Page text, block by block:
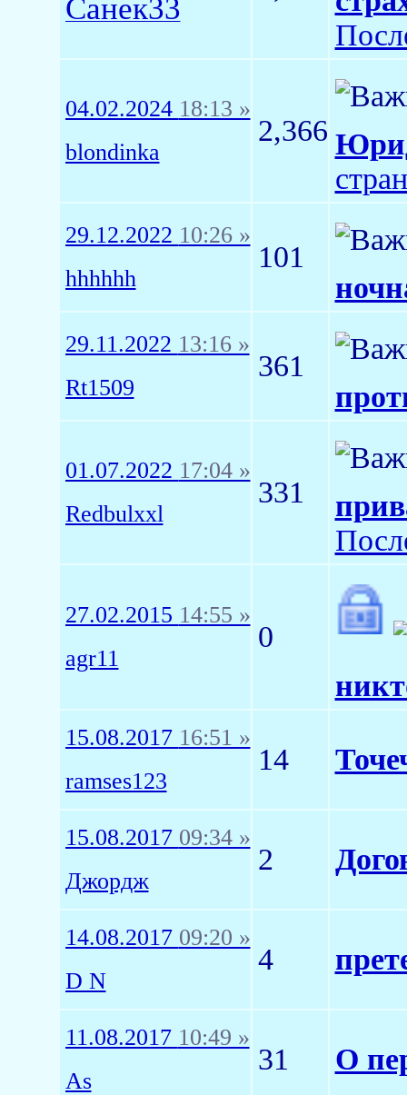
Санек33
04.02.2024 18:13 »
blondinka
2,366
29.12.2022 10:26 »
hhhhhh
101
29.11.2022 13:16 »
Rt1509
361
01.07.2022 17:04 »
Redbulxxl
331
27.02.2015 14:55 »
agr11
0
15.08.2017 16:51 »
ramses123
14
15.08.2017 09:34 »
Джордж
2
14.08.2017 09:20 »
D N
4
11.08.2017 10:49 »
As
31 О